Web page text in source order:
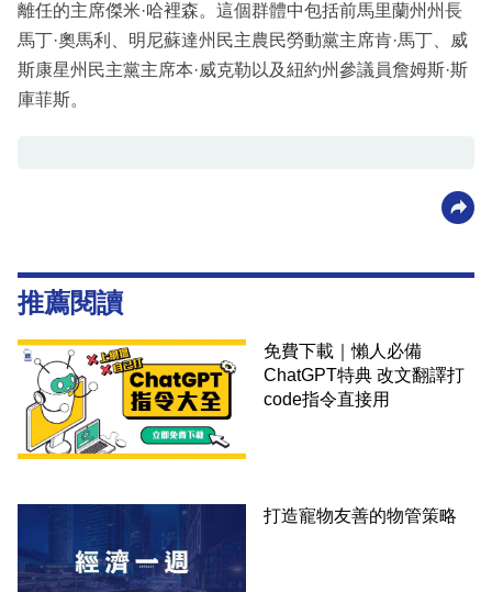
離任的主席傑米·哈裡森。這個群體中包括前馬里蘭州州長
馬丁·奧馬利、明尼蘇達州民主農民勞動黨主席肯·馬丁、威
斯康星州民主黨主席本·威克勒以及紐約州參議員詹姆斯·斯
庫菲斯。
推薦閱讀
免費下載｜懶人必備
ChatGPT特典 改文翻譯打
code指令直接用
打造寵物友善的物管策略